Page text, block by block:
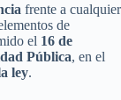
frente a cualquier
de
el 16 de
Pública, en el
ley.